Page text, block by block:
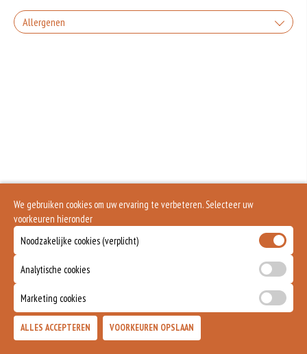
Allergenen
We gebruiken cookies om uw ervaring te verbeteren. Selecteer uw
voorkeuren hieronder
Noodzakelijke cookies (verplicht)
Analytische cookies
Marketing cookies
ALLES ACCEPTEREN VOORKEUREN OPSLAAN